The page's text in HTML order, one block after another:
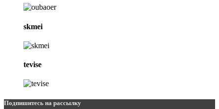
skmei
tevise
Подпишитесь на рассылку